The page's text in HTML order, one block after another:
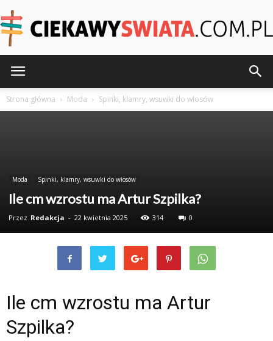
Strona główna Moda Spinki, klamry, wsuwki do włosów
Moda Spinki, klamry, wsuwki do włosów
Ile cm wzrostu ma Artur Szpilka?
Przez Redakcja - 22 kwietnia 2025 314 0
Ile cm wzrostu ma Artur
Szpilka?